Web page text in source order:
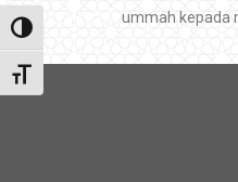
Toggle High Contrast
Toggle Font size
ummah kepada